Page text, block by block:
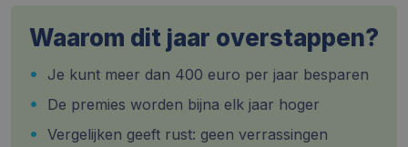
Waarom dit jaar overstappen?
Je kunt meer dan 400 euro per jaar besparen
De premies worden bijna elk jaar hoger
Vergelijken geeft rust: geen verrassingen